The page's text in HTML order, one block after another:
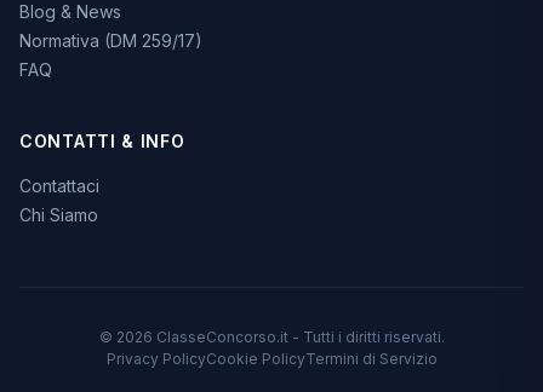
Blog & News
Normativa (DM 259/17)
FAQ
CONTATTI & INFO
Contattaci
Chi Siamo
© 2026 ClasseConcorso.it - Tutti i diritti riservati.
Privacy PolicyCookie PolicyTermini di Servizio